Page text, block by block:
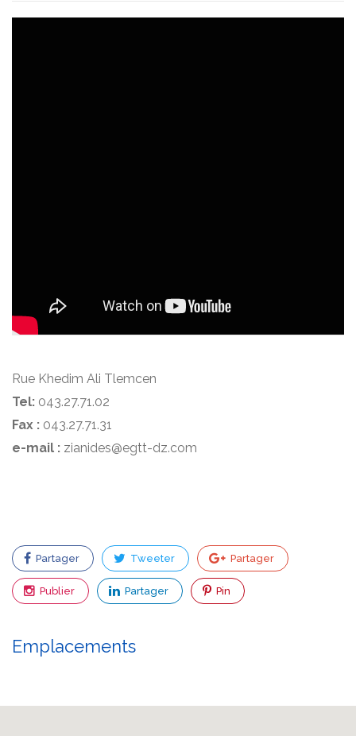
Rue Khedim Ali Tlemcen
Tel: 043.27.71.02
Fax : 043.27.71.31
e-mail : zianides@egtt-dz.com
Partager Tweeter Partager
Publier Partager Pin
Emplacements